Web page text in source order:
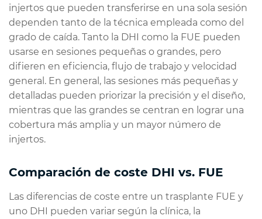
injertos que pueden transferirse en una sola sesión
dependen tanto de la técnica empleada como del
grado de caída. Tanto la DHI como la FUE pueden
usarse en sesiones pequeñas o grandes, pero
difieren en eficiencia, flujo de trabajo y velocidad
general. En general, las sesiones más pequeñas y
detalladas pueden priorizar la precisión y el diseño,
mientras que las grandes se centran en lograr una
cobertura más amplia y un mayor número de
injertos.
Comparación de coste DHI vs. FUE
Las diferencias de coste entre un trasplante FUE y
uno DHI pueden variar según la clínica, la